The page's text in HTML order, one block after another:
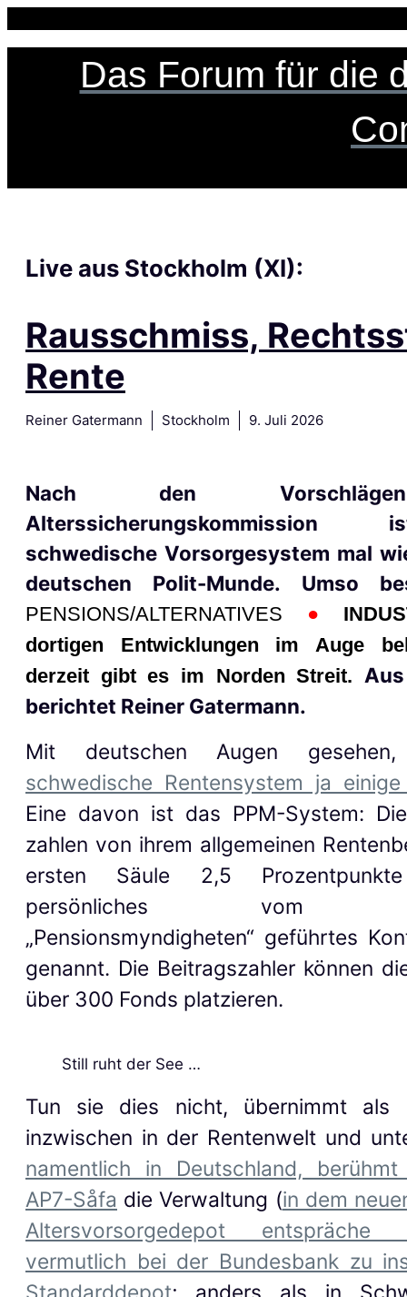
Das Forum für die
Live aus Stockholm (XI):
Rausschmiss,
Rente
Reiner Gatermann Stockholm 9. Juli 2026
Nach den
schwedische Vorsorgesystem mal
deutschen Polit-Munde. Umso
PENSIONS/ALTERNATIVES ●
dortigen Entwicklungen im Auge
derzeit gibt es im Norden Streit.
berichtet Reiner Gatermann.
Mit deutschen Augen
schwedische Rentensystem ja einige
Eine davon ist das PPM-System:
zahlen von ihrem allgemeinen
ersten Säule 2,5
persönliches vom
„Pensionsmyndigheten“ geführtes
genannt. Die Beitragszahler können
über 300 Fonds platzieren.
Still ruht der See …
Tun sie dies nicht, übernimmt als
inzwischen in der Rentenwelt und
namentlich in Deutschland, berühmt
AP7-Såfa die Verwaltung (in dem
Altersvorsorgedepot
vermutlich bei der Bundesbank zu